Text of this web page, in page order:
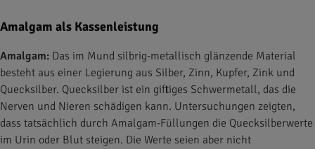
Amalgam als Kassenleistung
Amalgam: Das im Mund silbrig-metallisch glänzende Material
besteht aus einer Legierung aus Silber, Zinn, Kupfer, Zink und
Quecksilber. Quecksilber ist ein giftiges Schwermetall, das die
Nerven und Nieren schädigen kann. Untersuchungen zeigten,
dass tatsächlich durch Amalgam-Füllungen die Quecksilberwerte
im Urin oder Blut steigen. Die Werte seien aber nicht